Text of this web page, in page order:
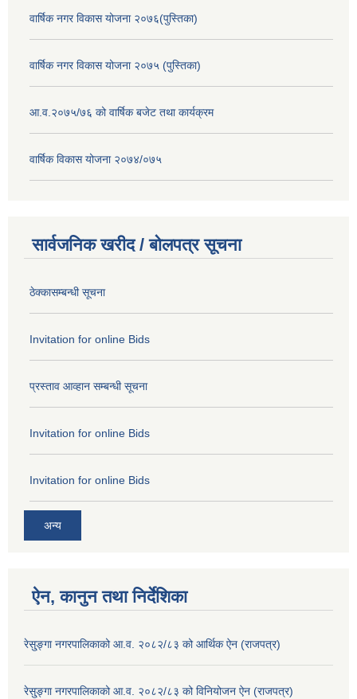
वार्षिक नगर विकास योजना २०७६(पुस्तिका)
वार्षिक नगर विकास योजना २०७५ (पुस्तिका)
आ.व.२०७५/७६ को वार्षिक बजेट तथा कार्यक्रम
वार्षिक विकास योजना २०७४/०७५
सार्वजनिक खरीद / बोलपत्र सूचना
ठेक्कासम्बन्धी सूचना
Invitation for online Bids
प्रस्ताव आव्हान सम्बन्धी सूचना
Invitation for online Bids
Invitation for online Bids
अन्य
ऐन, कानुन तथा निर्देशिका
रेसु्ङ्गा नगरपालिकाको आ.व. २०८२/८३ को आर्थिक ऐन (राजपत्र)
रेसु्ङ्गा नगरपालिकाको आ.व. २०८२/८३ को विनियोजन ऐन (राजपत्र)